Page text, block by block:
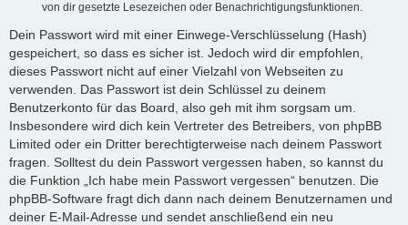
von dir gesetzte Lesezeichen oder Benachrichtigungsfunktionen.
Dein Passwort wird mit einer Einwege-Verschlüsselung (Hash)
gespeichert, so dass es sicher ist. Jedoch wird dir empfohlen,
dieses Passwort nicht auf einer Vielzahl von Webseiten zu
verwenden. Das Passwort ist dein Schlüssel zu deinem
Benutzerkonto für das Board, also geh mit ihm sorgsam um.
Insbesondere wird dich kein Vertreter des Betreibers, von phpBB
Limited oder ein Dritter berechtigterweise nach deinem Passwort
fragen. Solltest du dein Passwort vergessen haben, so kannst du
die Funktion „Ich habe mein Passwort vergessen“ benutzen. Die
phpBB-Software fragt dich dann nach deinem Benutzernamen und
deiner E-Mail-Adresse und sendet anschließend ein neu